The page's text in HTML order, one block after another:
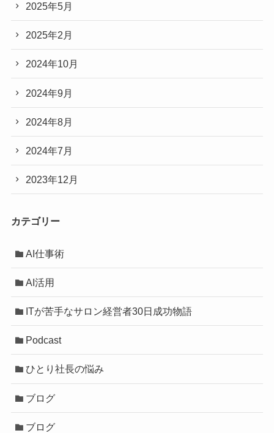
2025年5月
2025年2月
2024年10月
2024年9月
2024年8月
2024年7月
2023年12月
カテゴリー
AI仕事術
AI活用
ITが苦手なサロン経営者30日成功物語
Podcast
ひとり社長の悩み
ブログ
ブログ